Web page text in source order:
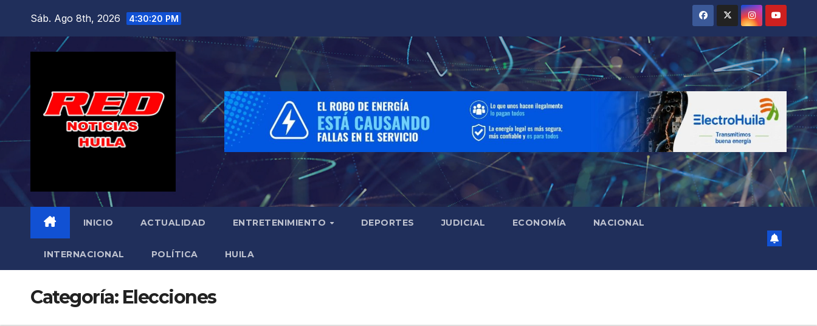
contenido
Sáb. Ago 8th, 2026 4:30:21 PM
INICIO ACTUALIDAD ENTRETENIMIENTO DEPORTES JUDICIAL ECONOMÍA NACIONAL
INTERNACIONAL POLÍTICA HUILA
Categoría: Elecciones